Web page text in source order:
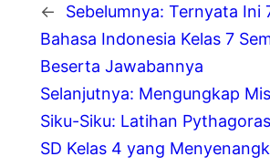
← Sebelumnya: Ternyata Ini
Bahasa Indonesia Kelas 7
Beserta Jawabannya
Selanjutnya: Mengungkap
Siku-Siku: Latihan
SD Kelas 4 yang